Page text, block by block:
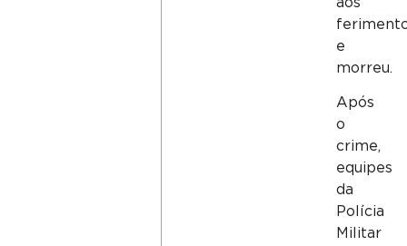
e
morreu.
Após
o
crime,
equipes
da
Polícia
Militar